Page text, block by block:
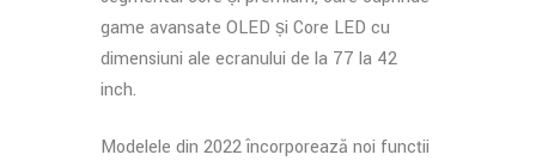
game avansate OLED și Core LED cu
dimensiuni ale ecranului de la 77 la 42
inch.
Modelele din 2022 încorporează noi funcții